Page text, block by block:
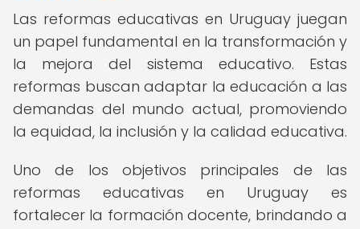
Las reformas educativas en Uruguay juegan
un papel fundamental en la transformación y
la mejora del sistema educativo. Estas
reformas buscan adaptar la educación a las
demandas del mundo actual, promoviendo
la equidad, la inclusión y la calidad educativa.
Uno de los objetivos principales de las
reformas educativas en Uruguay es
fortalecer la formación docente, brindando a